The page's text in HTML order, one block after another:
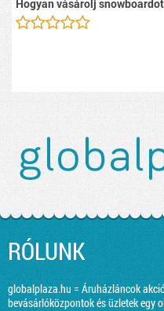
Hogyan vásárolj
RÓLUNK
globalplaza.hu = Áruházláncok
bevásárlóközpontok és üzletek egy